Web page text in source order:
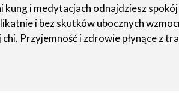
i medytacjach odnajdziesz
i bez skutków ubocznych
Przyjemność i zdrowie płynące z